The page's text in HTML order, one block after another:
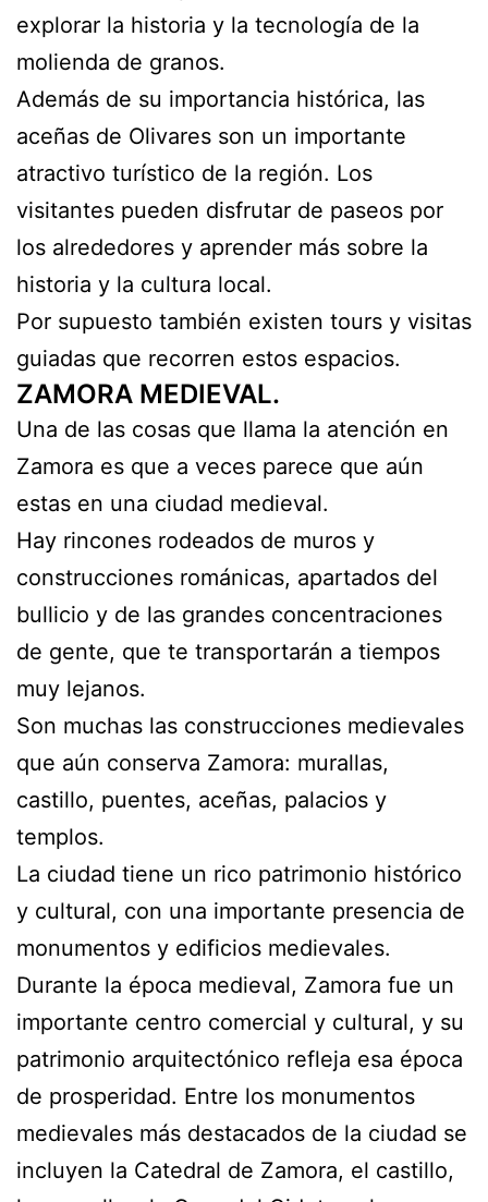
explorar la historia y la tecnología de la
molienda de granos.
Además de su importancia histórica, las
aceñas de Olivares son un importante
atractivo turístico de la región. Los
visitantes pueden disfrutar de paseos por
los alrededores y aprender más sobre la
historia y la cultura local.
Por supuesto también existen tours y visitas
guiadas que recorren estos espacios.
ZAMORA MEDIEVAL.
Una de las cosas que llama la atención en
Zamora es que a veces parece que aún
estas en una ciudad medieval.
Hay rincones rodeados de muros y
construcciones románicas, apartados del
bullicio y de las grandes concentraciones
de gente, que te transportarán a tiempos
muy lejanos.
Son muchas las construcciones medievales
que aún conserva Zamora: murallas,
castillo, puentes, aceñas, palacios y
templos.
La ciudad tiene un rico patrimonio histórico
y cultural, con una importante presencia de
monumentos y edificios medievales.
Durante la época medieval, Zamora fue un
importante centro comercial y cultural, y su
patrimonio arquitectónico refleja esa época
de prosperidad. Entre los monumentos
medievales más destacados de la ciudad se
incluyen la Catedral de Zamora, el castillo,